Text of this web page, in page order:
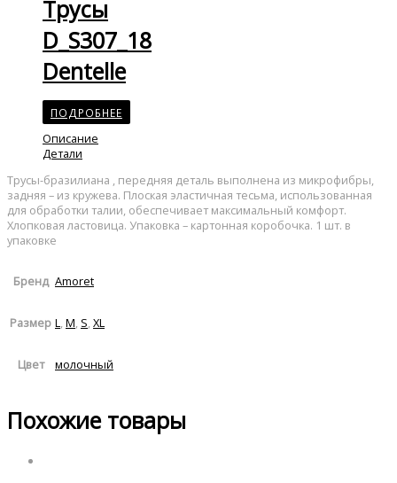
Трусы
D_S307_18
Dentelle
ПОДРОБНЕЕ
Описание
Детали
Трусы-бразилиана , передняя деталь выполнена из микрофибры,
задняя – из кружева. Плоская эластичная тесьма, использованная
для обработки талии, обеспечивает максимальный комфорт.
Хлопковая ластовица. Упаковка – картонная коробочка. 1 шт. в
упаковке
Бренд Amoret
Размер L M S XL
Цвет молочный
Похожие товары